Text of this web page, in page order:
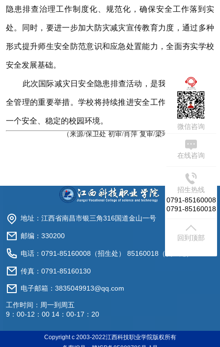
隐患排查治理工作制度化、规范化，确保安全工作落到实
处。同时，要进一步加大防灾减灾宣传教育力度，通过多种
形式提升师生安全防范意识和应急处置能力，全面夯实学校
安全发展基础。
此次国际减灾日安全隐患排查活动，是我校加强校园安
全管理的重要举措。学校将持续推进安全工作，为师生创造
一个安全、稳定的校园环境。
（来源/保卫处 初审/肖萍 复审/梁琳 终审/郑建波）
地址：江西省南昌市银三角316国道金山一号
邮编：330200
电话：0791-85160008（招生处） 85160018（就业处）
传真：0791-85160130
电子邮箱：3835049913@qq.com
工作时间：周一到周五
9：00-12：00 14：00-17：20
Copyright c 2003-2022江西科技职业学院版权所有
周一到周五
09:00-17:30
微信咨询
在线咨询
招生热线
0791-85160008
0791-85160018
回到顶部